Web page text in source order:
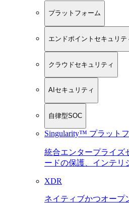
プラットフォーム
エンドポイントセキュリテ
クラウドセキュリティ
AIセキュリティ
自律型SOC
Singularity™ プラット
統合エンタープライズ
ードの保護、インテリ
XDR
ネイティブかつオープ